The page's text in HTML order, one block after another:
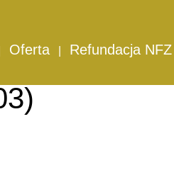
Oferta Refundacja NFZ
ROM
regulacją